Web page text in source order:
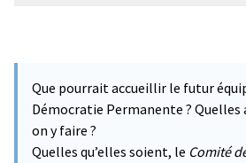
Que pourrait accueillir le futur
Démocratie Permanente ?
on y faire ?
Quelles qu’elles soient, le Comité